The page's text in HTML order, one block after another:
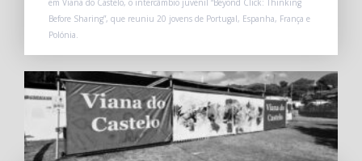
em Viana do Castelo, o intercâmbio juvenil “Beyond Click: Thinking
Before Sharing”, que reuniu 20 jovens de Portugal, Espanha, França e
Polónia.